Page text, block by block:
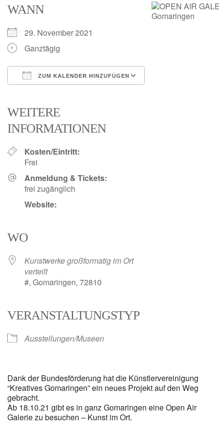
WANN
29. November 2021
Ganztägig
ZUM KALENDER HINZUFÜGEN
WEITERE
INFORMATIONEN
Kosten/Eintritt:
Frei
Anmeldung & Tickets:
frei zugänglich
Website:
WO
Kunstwerke großformatig im Ort
verteilt
#, Gomaringen, 72810
VERANSTALTUNGSTYP
Ausstellungen/Museen
Dank der Bundesförderung hat die Künstlervereinigung
“Kreatives Gomaringen” ein neues Projekt auf den Weg
gebracht.
Ab 18.10.21 gibt es in ganz Gomaringen eine Open Air
Galerie zu besuchen – Kunst im Ort.